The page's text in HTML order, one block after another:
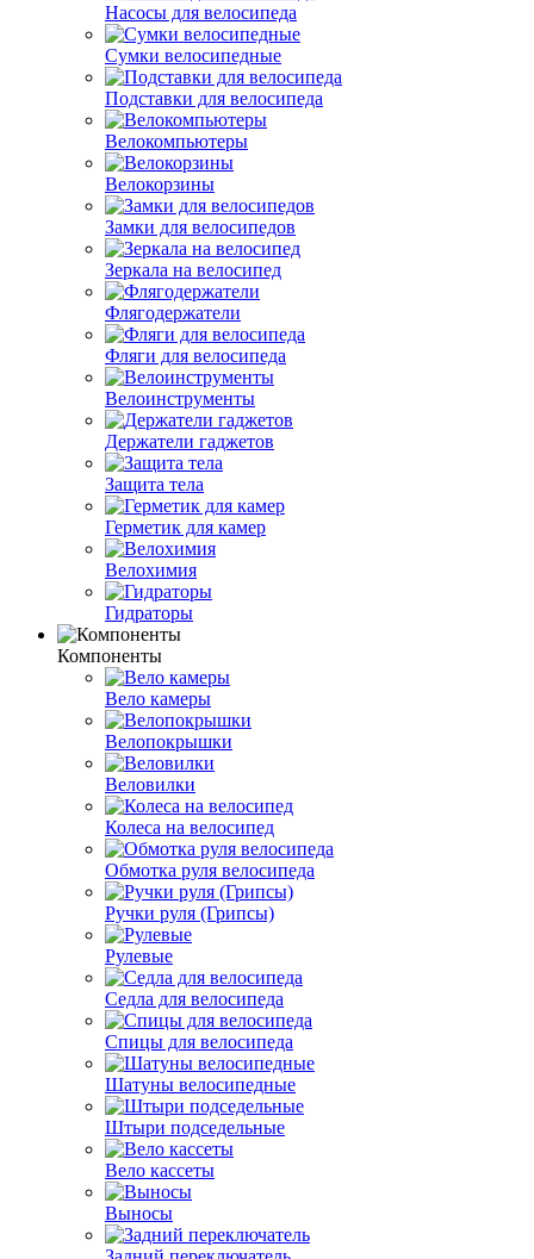
Насосы для велосипеда
Сумки велосипедные
Подставки для велосипеда
Велокомпьютеры
Велокорзины
Замки для велосипедов
Зеркала на велосипед
Флягодержатели
Фляги для велосипеда
Велоинструменты
Держатели гаджетов
Защита тела
Герметик для камер
Велохимия
Гидраторы
Компоненты
Вело камеры
Велопокрышки
Веловилки
Колеса на велосипед
Обмотка руля велосипеда
Ручки руля (Грипсы)
Рулевые
Седла для велосипеда
Спицы для велосипеда
Шатуны велосипедные
Штыри подседельные
Вело кассеты
Выносы